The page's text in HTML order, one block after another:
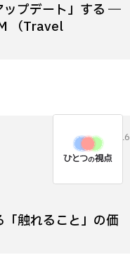
ップデート」する ―
（Travel
2026.07.16
触れること」の価